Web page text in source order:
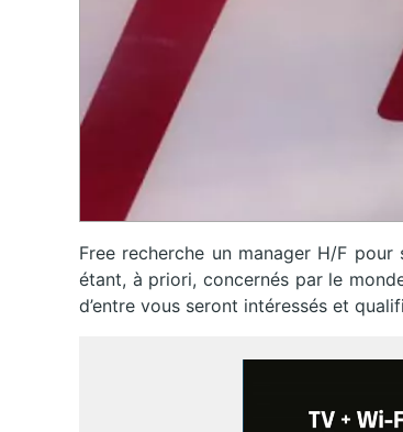
Free recherche un manager H/F
étant, à priori, concernés par le
d’entre vous seront intéressés et